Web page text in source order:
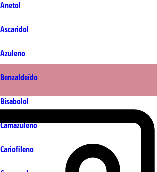
Anetol
Ascaridol
Azuleno
Benzaldeído
Bisabolol
Camazuleno
Cariofileno